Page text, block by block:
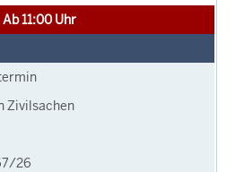
Ab 11:00 Uhr
Zivilsachen
26